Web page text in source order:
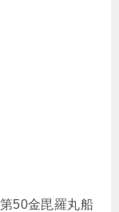
50金毘羅丸船